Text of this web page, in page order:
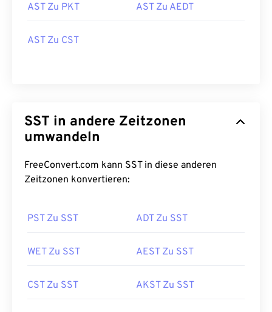
AST Zu PKT AST Zu AEDT
AST Zu CST
SST in andere Zeitzonen
umwandeln
FreeConvert.com kann SST in diese anderen
Zeitzonen konvertieren:
PST Zu SST ADT Zu SST
WET Zu SST AEST Zu SST
CST Zu SST AKST Zu SST